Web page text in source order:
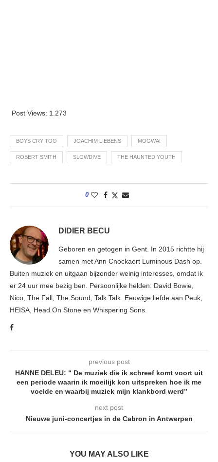
Post Views: 1.273
BOYS CRY TOO JOACHIM LIEBENS MOGWAI
ROBERT SMITH SLOWDIVE THE HAUNTED YOUTH
0
DIDIER BECU
Geboren en getogen in Gent. In 2015 richtte hij
samen met Ann Cnockaert Luminous Dash op.
Buiten muziek en uitgaan bijzonder weinig interesses, omdat ik
er 24 uur mee bezig ben. Persoonlijke helden: David Bowie,
Nico, The Fall, The Sound, Talk Talk. Eeuwige liefde aan Peuk,
HEISA, Head On Stone en Whispering Sons.
previous post
HANNE DELEU: “ De muziek die ik schreef komt voort uit
een periode waarin ik moeilijk kon uitspreken hoe ik me
voelde en waarbij muziek mijn klankbord werd”
next post
Nieuwe juni-concertjes in de Cabron in Antwerpen
YOU MAY ALSO LIKE